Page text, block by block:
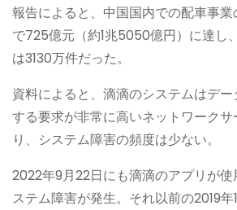
報告によると、中国国内での配車事業
で725億元（約1兆5050億円）に達し
は3130万件だった。
資料によると、滴滴のシステムはデ
する要求が非常に高いネットワーク
り、システム障害の頻度は少ない。
2022年9月22日にも滴滴のアプリが
ステム障害が発生。それ以前の2019年